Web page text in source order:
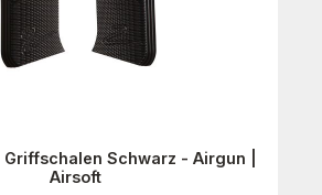
Griffschalen Schwarz - Airgun |
Airsoft